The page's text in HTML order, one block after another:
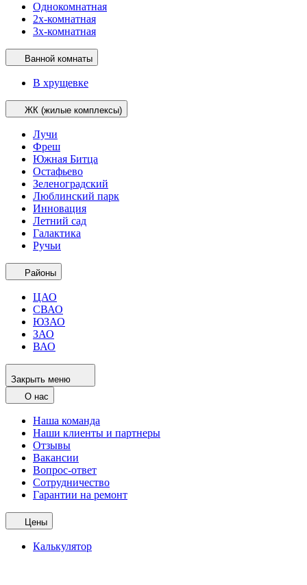
Однокомнатная
2х-комнатная
3х-комнатная
Ванной комнаты
В хрущевке
ЖК (жилые комплексы)
Лучи
Фреш
Южная Битца
Остафьево
Зеленоградский
Люблинский парк
Инновация
Летний сад
Галактика
Ручьи
Районы
ЦАО
СВАО
ЮЗАО
ЗАО
ВАО
Закрыть меню
О нас
Наша команда
Наши клиенты и партнеры
Отзывы
Вакансии
Вопрос-ответ
Сотрудничество
Гарантии на ремонт
Цены
Калькулятор